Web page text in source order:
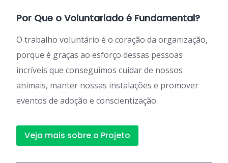
Por Que o Voluntariado é Fundamental?
O trabalho voluntário é o coração da organização,
porque é graças ao esforço dessas pessoas
incríveis que conseguimos cuidar de nossos
animais, manter nossas instalações e promover
eventos de adoção e conscientização.
Veja mais sobre o Projeto